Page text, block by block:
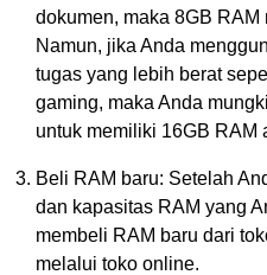
dokumen, maka 8GB
Namun, jika Anda
tugas yang lebih berat
gaming, maka Anda
untuk memiliki 16GB RAM
Beli RAM baru: Setelah
dan kapasitas RAM yang
membeli RAM baru dari
melalui toko online.